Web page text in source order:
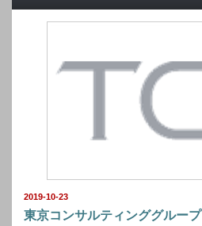
2019-10-23
東京コンサルティンググループ